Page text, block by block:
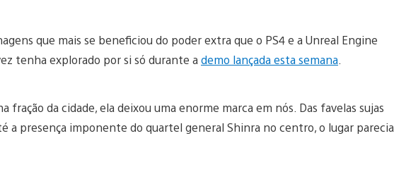
que mais se beneficiou do poder extra que o PS4 e a Unreal Engine
tenha explorado por si só durante a demo lançada esta semana
fração da cidade, ela deixou uma enorme marca em nós. Das favelas sujas
a presença imponente do quartel general Shinra no centro, o lugar parecia